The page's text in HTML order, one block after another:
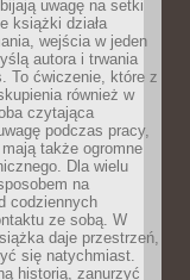
uwagę na setki
książki działa
wejścia w jeden
autora i trwania
To ćwiczenie, które z
również w
czytająca
podczas pracy,
także ogromne
Dla wielu
na
codziennych
ze sobą. W
daje przestrzeń,
się natychmiast.
historią, zanurzyć